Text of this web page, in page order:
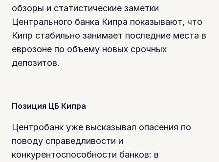
обзоры и статистические заметки
Центрального банка Кипра показывают, что
Кипр стабильно занимает последние места в
еврозоне по объему новых срочных
депозитов.
Позиция ЦБ Кипра
Центробанк уже высказывал опасения по
поводу справедливости и
конкурентоспособности банков: в